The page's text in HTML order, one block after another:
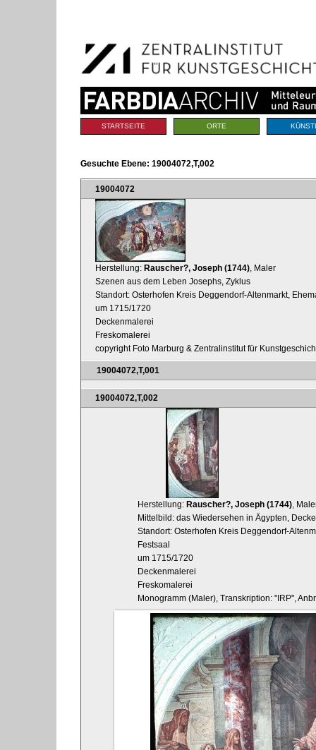
Navigation
Sektionen
STARTSEITE ORTE
Gesuchte Ebene: 19004072,T,002
19004072
Herstellung: Rauscher?, Joseph (1744) , Maler
Szenen aus dem Leben Josephs, Zyklus
Standort: Osterhofen Kreis Deggendorf-Altenmarkt,
um 1715/1720
Deckenmalerei
Freskomalerei
copyright Foto Marburg & Zentralinstitut für
19004072,T,001
19004072,T,002
Herstellung: Rauscher?, Joseph (1744),
Mittelbild: das Wiedersehen in Ägypten,
Standort: Osterhofen Kreis Deggendorf-
Festsaal
um 1715/1720
Deckenmalerei
Freskomalerei
Monogramm (Maler), Transkription: "IRP",